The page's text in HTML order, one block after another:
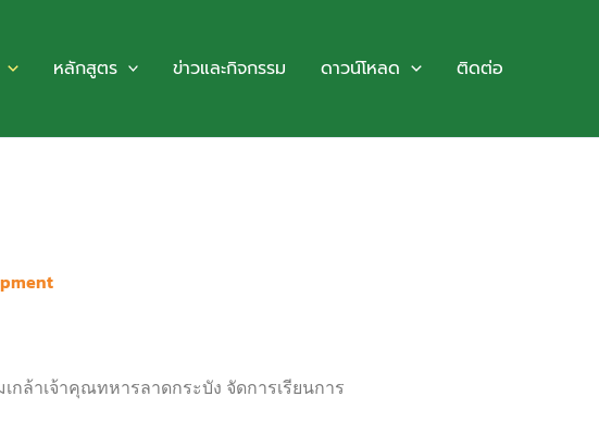
หลักสูตร ข่าวและกิจกรรม ดาวน์โหลด ติดต่อ
ล้าเจ้าคุณทหารลาดกระบัง จัดการเรียนการ